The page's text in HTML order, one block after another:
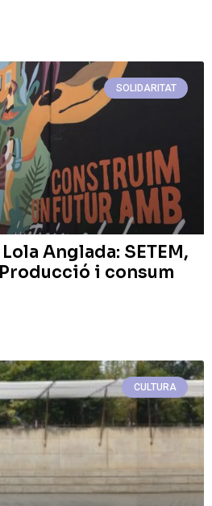
SOLIDARITAT
Anglada: SETEM,
i consum
CULTURA